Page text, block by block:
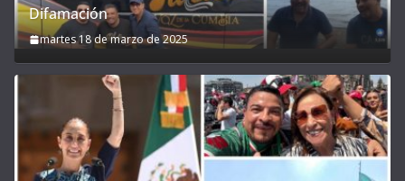
Difamación
martes 18 de marzo de 2025